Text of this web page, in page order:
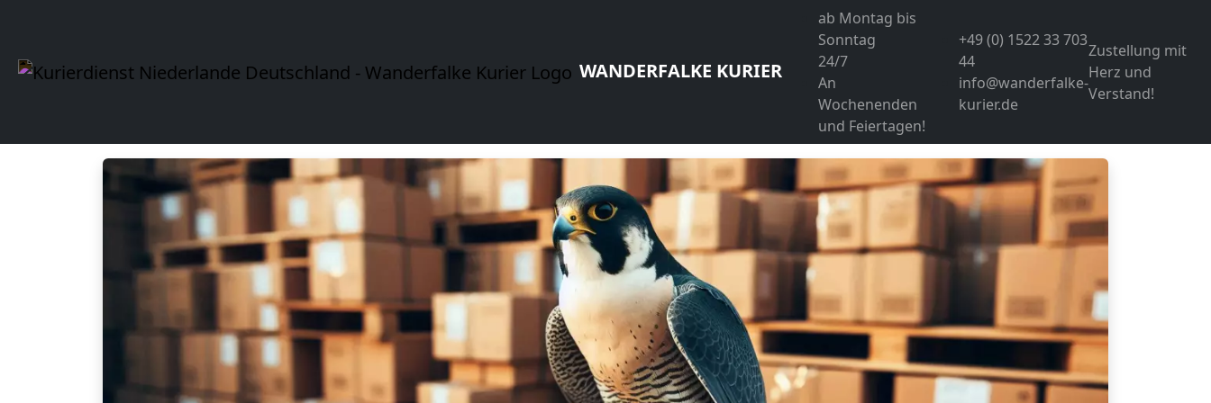
WANDERFALKE KURIER
ab Montag bis
Sonntag
24/7
An
Wochenenden
und Feiertagen!
+49 (0) 1522 33 703
44
info@wanderfalke-
kurier.de
Zustellung mit
Herz und
Verstand!